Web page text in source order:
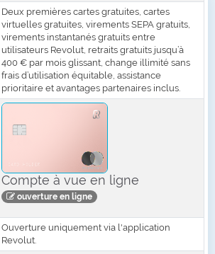
Deux premières cartes gratuites, cartes
virtuelles gratuites, virements SEPA gratuits,
virements instantanés gratuits entre
utilisateurs Revolut, retraits gratuits jusqu’à
400 € par mois glissant, change illimité sans
frais d’utilisation équitable, assistance
prioritaire et avantages partenaires inclus.
Compte à vue en ligne
ouverture en ligne
Ouverture uniquement via l'application
Revolut.